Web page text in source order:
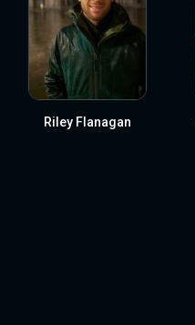
Riley Flanagan